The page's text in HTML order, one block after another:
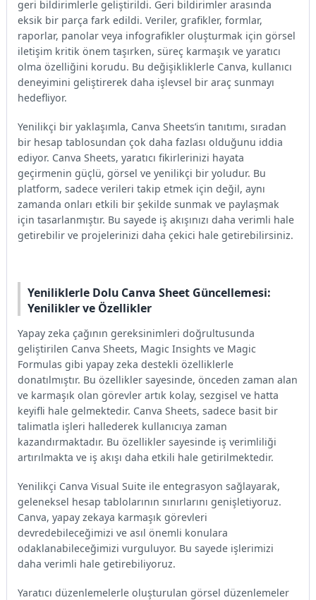
geri bildirimlerle geliştirildi. Geri bildirimler arasında
eksik bir parça fark edildi. Veriler, grafikler, formlar,
raporlar, panolar veya infografikler oluşturmak için görsel
iletişim kritik önem taşırken, süreç karmaşık ve yaratıcı
olma özelliğini korudu. Bu değişikliklerle Canva, kullanıcı
deneyimini geliştirerek daha işlevsel bir araç sunmayı
hedefliyor.
Yenilikçi bir yaklaşımla, Canva Sheets’in tanıtımı, sıradan
bir hesap tablosundan çok daha fazlası olduğunu iddia
ediyor. Canva Sheets, yaratıcı fikirlerinizi hayata
geçirmenin güçlü, görsel ve yenilikçi bir yoludur. Bu
platform, sadece verileri takip etmek için değil, aynı
zamanda onları etkili bir şekilde sunmak ve paylaşmak
için tasarlanmıştır. Bu sayede iş akışınızı daha verimli hale
getirebilir ve projelerinizi daha çekici hale getirebilirsiniz.
Yeniliklerle Dolu Canva Sheet Güncellemesi:
Yenilikler ve Özellikler
Yapay zeka çağının gereksinimleri doğrultusunda
geliştirilen Canva Sheets, Magic Insights ve Magic
Formulas gibi yapay zeka destekli özelliklerle
donatılmıştır. Bu özellikler sayesinde, önceden zaman alan
ve karmaşık olan görevler artık kolay, sezgisel ve hatta
keyifli hale gelmektedir. Canva Sheets, sadece basit bir
talimatla işleri hallederek kullanıcıya zaman
kazandırmaktadır. Bu özellikler sayesinde iş verimliliği
artırılmakta ve iş akışı daha etkili hale getirilmektedir.
Yenilikçi Canva Visual Suite ile entegrasyon sağlayarak,
geleneksel hesap tablolarının sınırlarını genişletiyoruz.
Canva, yapay zekaya karmaşık görevleri
devredebileceğimizi ve asıl önemli konulara
odaklanabileceğimizi vurguluyor. Bu sayede işlerimizi
daha verimli hale getirebiliyoruz.
Yaratıcı düzenlemelerle oluşturulan görsel düzenlemeler